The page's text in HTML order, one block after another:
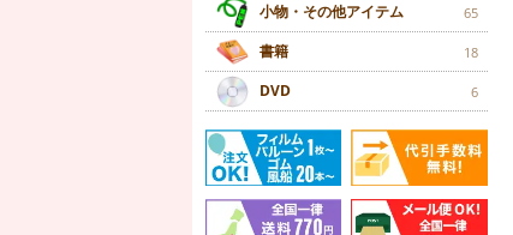
小物・その他アイテム 65
書籍 18
DVD 6